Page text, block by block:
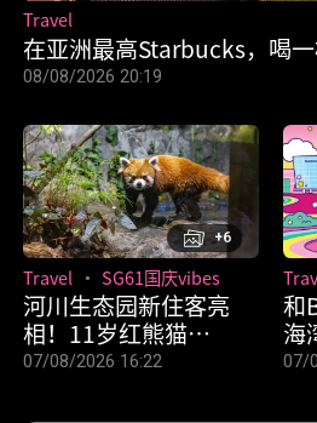
在亚洲最高Starbucks，喝
Travel
08/08/2026 20:19
河川生态园新住客亮
相！11岁红熊猫
“Yaffa”从台北来，国
Travel SG61国庆vibes
07/08/2026 16:22
+6
和
海
07/